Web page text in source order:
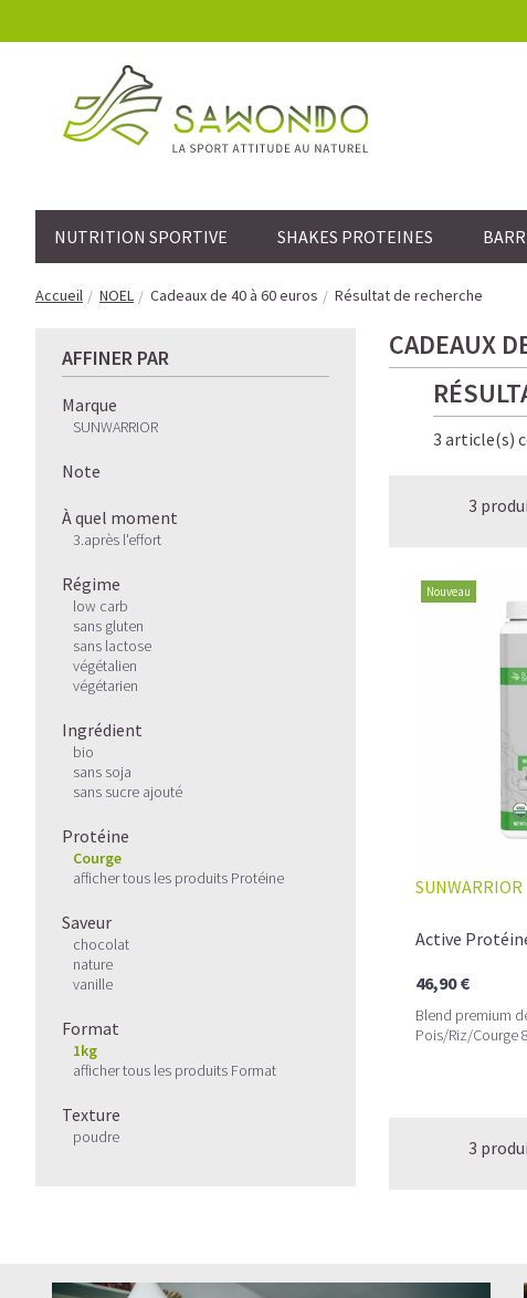
NUTRITION SPORTIVE SHAKES PROTEINES
Accueil NOEL Cadeaux de 40 à 60 euros Résultat de recherche
AFFINER PAR
Marque
SUNWARRIOR
Note
À quel moment
3.après l'effort
Régime
low carb
sans gluten
sans lactose
végétalien
végétarien
Ingrédient
bio
sans soja
sans sucre ajouté
Protéine
Courge
afficher tous les produits Protéine
Saveur
chocolat
nature
vanille
Format
1kg
afficher tous les produits Format
Texture
poudre
CADEAUX
3 article(s)
3
Nouveau
SUNWARRIOR
Active
46,90 €
Blend premium
Pois/Riz/Courge
3